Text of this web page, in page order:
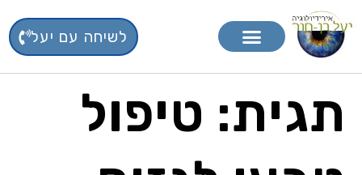
לשיחה עם יעל
תגית: טיפול